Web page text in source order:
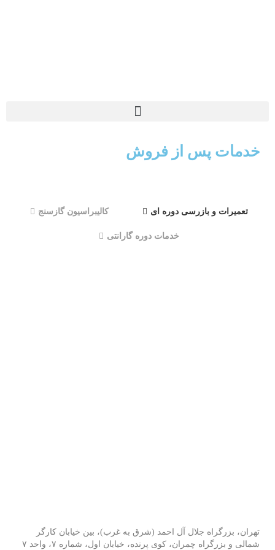
خدمات پس از فروش
تعمیرات و بازرسی دوره ای کالیبراسیون گازسنج
خدمات دوره گارانتی
تهران، بزرگراه جلال آل احمد (شرق به غرب)، بین خیابان کارگر
شمالی و بزرگراه چمران، کوی پرنده، خیابان اول، شماره ۷، واحد ۷